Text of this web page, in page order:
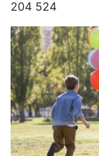
204 524